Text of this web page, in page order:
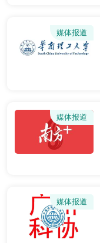
媒体报道
媒体报道
媒体报道